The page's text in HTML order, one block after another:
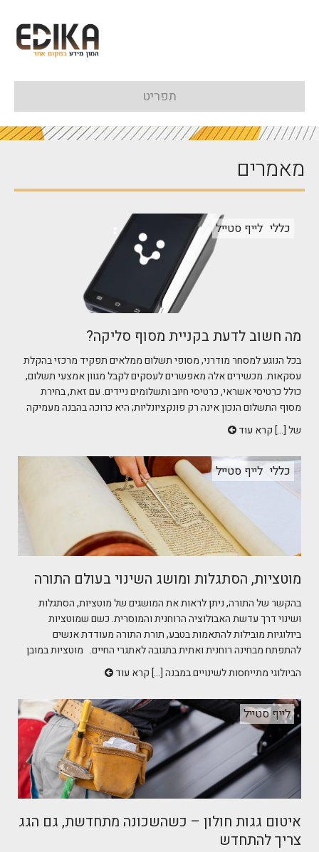
תפריט
מאמרים
כללי לייף סטייל
מה חשוב לדעת בקניית מסוף סליקה?
בכל הנוגע למסחר מודרני, מסופי תשלום ממלאים תפקיד מרכזי בהקלת
עסקאות. מכשירים אלה מאפשרים לעסקים לקבל מגוון אמצעי תשלום,
כולל כרטיסי אשראי, כרטיסי חיוב ותשלומים ניידים. עם זאת, בחירת
מסוף התשלום הנכון אינה רק פונקציונליות; היא כרוכה בהבנה מעמיקה
של [...] קרא עוד
כללי לייף סטייל
מוטציות, הסתגלות ומושג השינוי בעולם התורה
בהקשר של התורה, ניתן לראות את המושגים של מוטציות, הסתגלות
ושינוי דרך עדשת האבולוציה הרוחנית והמוסרית. כשם שמוטציות
ביולוגיות מובילות להתאמות בטבע, תורת התורה מעודדת אנשים
להתפתח מבחינה רוחנית ואתית בתגובה לאתגרי החיים. מוטציות במובן
הביולוגי מתייחסות לשינויים במבנה [...] קרא עוד
לייף סטייל
איטום גגות חולון – כשהשכונה מתחדשת, גם הגג
צריך להתחדש